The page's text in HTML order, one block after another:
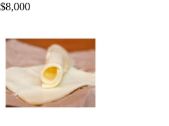
$8,000